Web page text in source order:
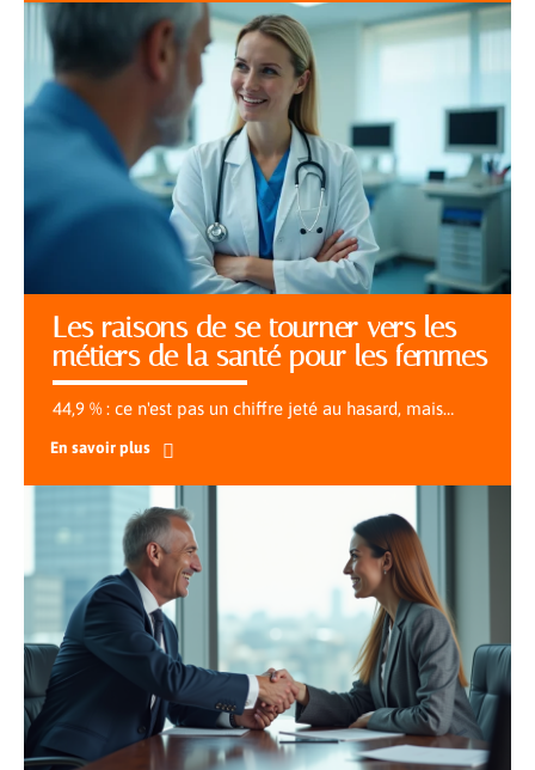
Les raisons de se tourner vers les
métiers de la santé pour les femmes
44,9 % : ce n'est pas un chiffre jeté au hasard, mais…
En savoir plus